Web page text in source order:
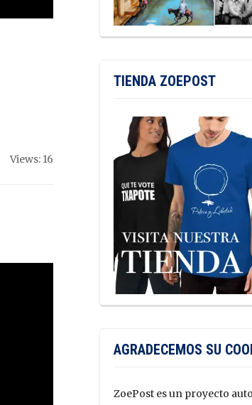
Views: 16
TIENDA ZOEPOST
AGRADECEMOS SU
ZoePost es un proyecto